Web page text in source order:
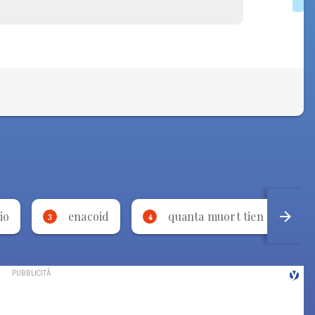
3 enacoid 4 quanta muort tien sott a